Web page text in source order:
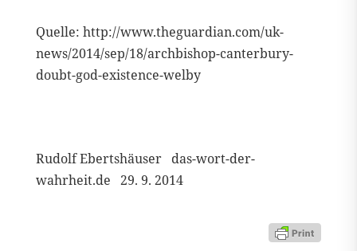
Quelle: http://www.theguardian.com/uk-
news/2014/sep/18/archbishop-canterbury-
doubt-god-existence-welby
Rudolf Ebertshäuser das-wort-der-
wahrheit.de 29. 9. 2014